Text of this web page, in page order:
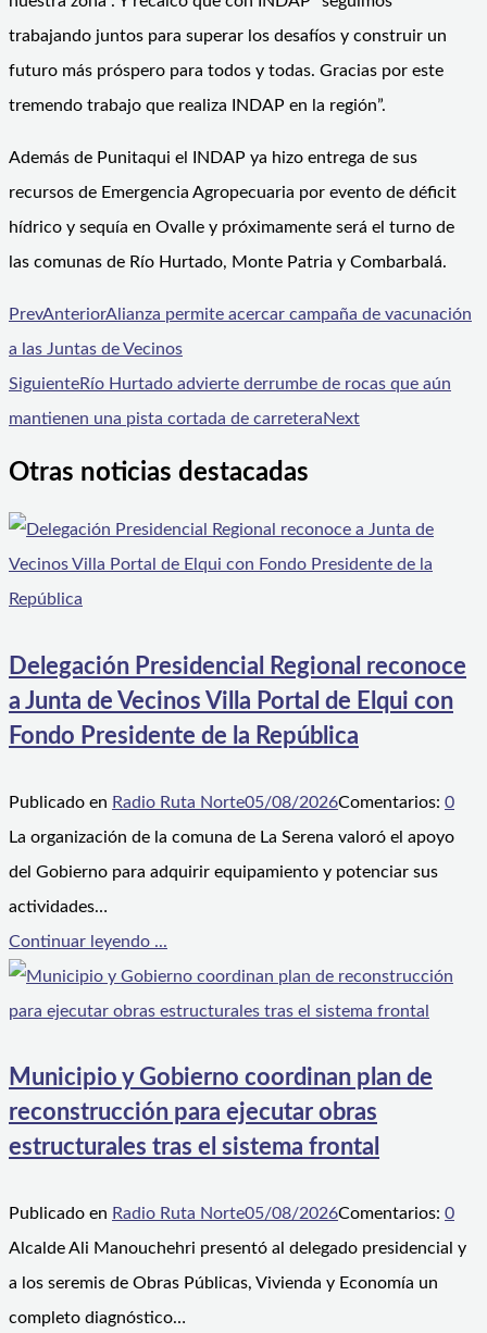
trabajando juntos para superar los desafíos y construir un
futuro más próspero para todos y todas. Gracias por este
tremendo trabajo que realiza INDAP en la región”.
Además de Punitaqui el INDAP ya hizo entrega de sus
recursos de Emergencia Agropecuaria por evento de déficit
hídrico y sequía en Ovalle y próximamente será el turno de
las comunas de Río Hurtado, Monte Patria y Combarbalá.
PrevAnteriorAlianza permite acercar campaña de vacunación
a las Juntas de Vecinos
SiguienteRío Hurtado advierte derrumbe de rocas que aún
mantienen una pista cortada de carreteraNext
Otras noticias destacadas
Delegación Presidencial Regional reconoce
a Junta de Vecinos Villa Portal de Elqui con
Fondo Presidente de la República
Publicado en Radio Ruta Norte05/08/2026Comentarios: 0
La organización de la comuna de La Serena valoró el apoyo
del Gobierno para adquirir equipamiento y potenciar sus
actividades…
Continuar leyendo ...
Municipio y Gobierno coordinan plan de
reconstrucción para ejecutar obras
estructurales tras el sistema frontal
Publicado en Radio Ruta Norte05/08/2026Comentarios: 0
Alcalde Ali Manouchehri presentó al delegado presidencial y
a los seremis de Obras Públicas, Vivienda y Economía un
completo diagnóstico…